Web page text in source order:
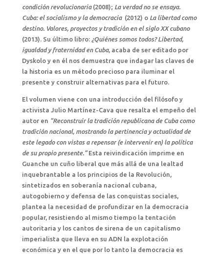
condición revolucionaria (2008); La verdad no se ensaya.
Cuba: el socialismo y la democracia (2012) o La libertad como
destino. Valores, proyectos y tradición en el siglo XX cubano
(2013). Su último libro: ¿Quiénes somos todos? Libertad,
igualdad y fraternidad en Cuba, acaba de ser editado por
Dyskolo y en él nos demuestra que indagar las claves de
la historia es un método precioso para iluminar el
presente y construir alternativas para el futuro.
El volumen viene con una introducción del filósofo y
activista Julio Martínez-Cava que resalta el empeño del
autor en “Reconstruir la tradición republicana de Cuba como
tradición nacional, mostrando la pertinencia y actualidad de
este legado con vistas a repensar (e intervenir en) la política
de su propio presente.”Esta reivindicación imprime en
Guanche un cuño liberal que más allá de una lealtad
inquebrantable a los principios de la Revolución,
sintetizados en soberanía nacional cubana,
autogobierno y defensa de las conquistas sociales,
plantea la necesidad de profundizar en la democracia
popular, resistiendo al mismo tiempo la tentación
autoritaria y los cantos de sirena de un capitalismo
imperialista que lleva en su ADN la explotación
económica y en el que por lo tanto la democracia es